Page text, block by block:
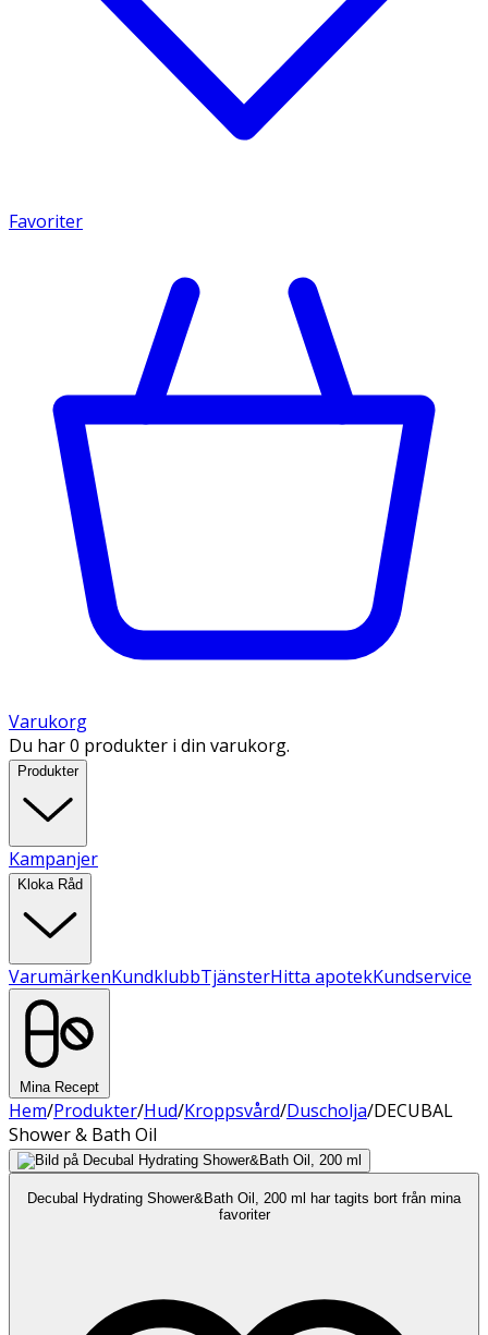
Favoriter
Varukorg
Du har 0 produkter i din varukorg.
Produkter
Kampanjer
Kloka Råd
VarumärkenKundklubbTjänsterHitta apotekKundservice
Mina Recept
Hem/Produkter/Hud/Kroppsvård/Duscholja/DECUBAL
Shower & Bath Oil
Decubal Hydrating Shower&Bath Oil, 200 ml har tagits bort från mina
favoriter